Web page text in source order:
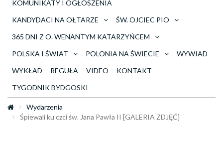
KOMUNIKATY I OGŁOSZENIA
KANDYDACI NA OŁTARZE
ŚW. OJCIEC PIO
365 DNI Z O. WENANTYM KATARZYŃCEM
POLSKA I ŚWIAT
POLONIA NA ŚWIECIE
WYWIAD
WYKŁAD
REGUŁA VIDEO
KONTAKT
TYGODNIK BYDGOSKI
Wydarzenia
Śpiewali ku czci św. Jana Pawła II [GALERIA ZDJĘĆ]